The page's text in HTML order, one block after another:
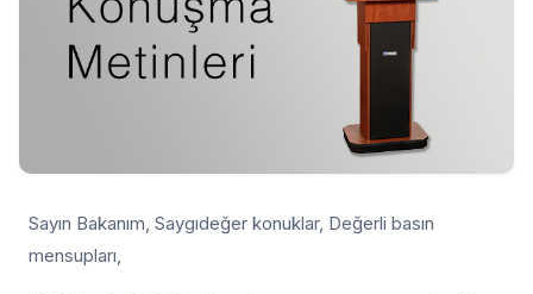
Sayın Bakanım, Saygıdeğer konuklar, Değerli basın
mensupları,